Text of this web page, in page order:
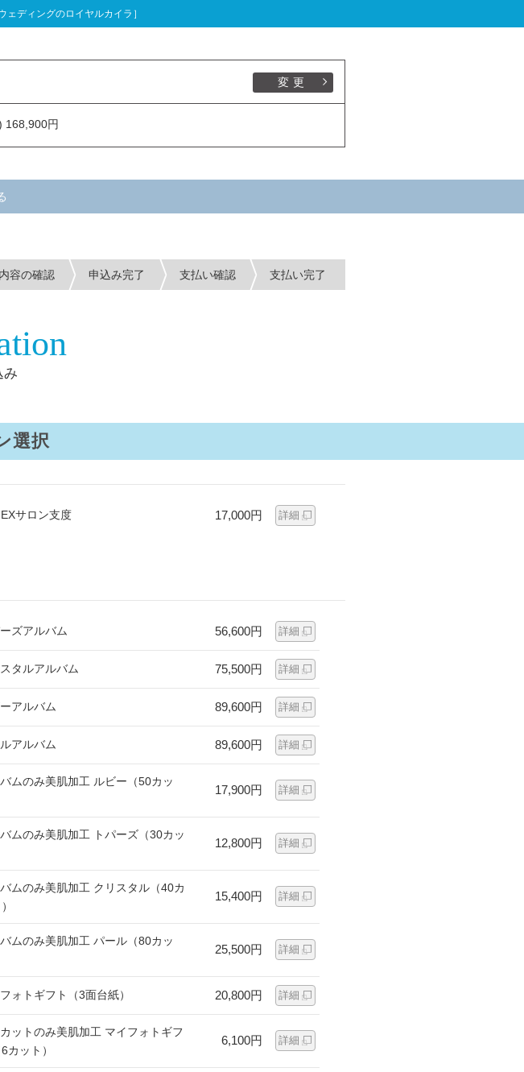
ディングのロイヤルカイラ］
変更
168,900円
内容の確認 申込み完了 支払い確認 支払い完了
み
選択
サロン支度 17,000円 詳細
ーズアルバム 56,600円 詳細
タルアルバム 75,500円 詳細
アルバム 89,600円 詳細
アルバム 89,600円 詳細
ムのみ美肌加工 ルビー（50カッ
17,900円 詳細
ムのみ美肌加工 トパーズ（30カッ
12,800円 詳細
ムのみ美肌加工 クリスタル（40カ
15,400円 詳細
ムのみ美肌加工 パール（80カッ
25,500円 詳細
ォトギフト（3面台紙） 20,800円 詳細
ットのみ美肌加工 マイフォトギフ
6カット）
6,100円 詳細